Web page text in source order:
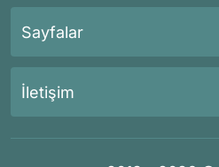
Sayfalar
İletişim